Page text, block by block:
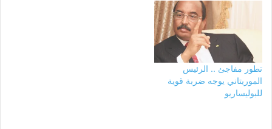
تطور مفاجئ .. الرئيس
الموريتاني يوجه ضربة قوية
للبوليساريو